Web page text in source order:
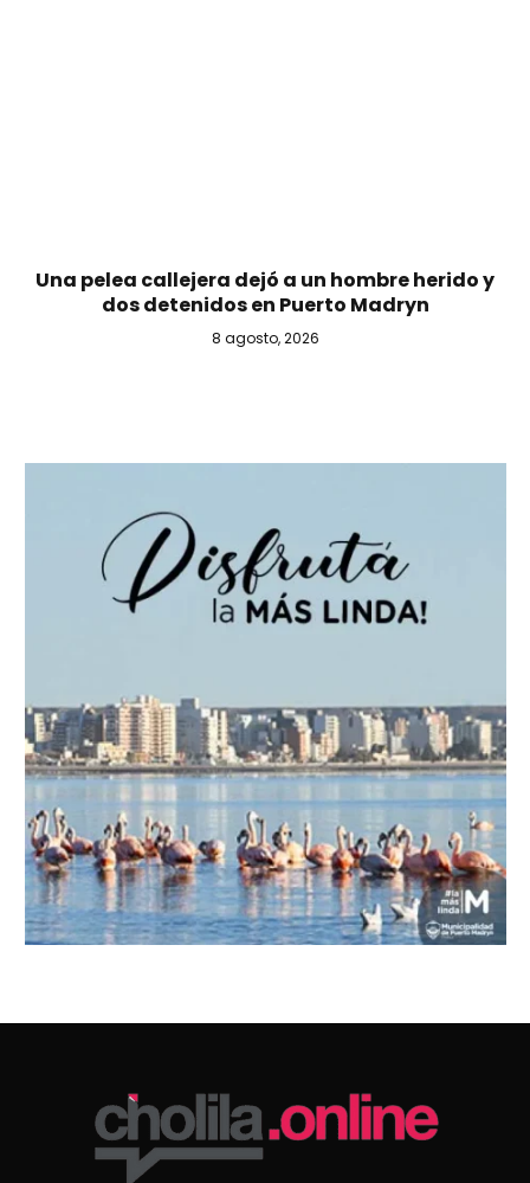
Una pelea callejera dejó a un hombre herido y
dos detenidos en Puerto Madryn
8 agosto, 2026